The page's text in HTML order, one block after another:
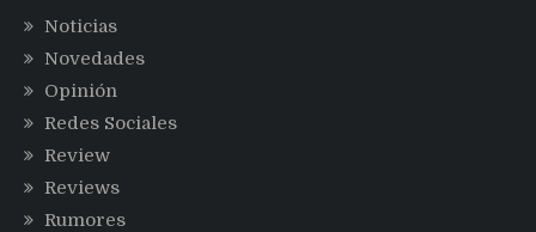
Noticias
Novedades
Opinión
Redes Sociales
Review
Reviews
Rumores